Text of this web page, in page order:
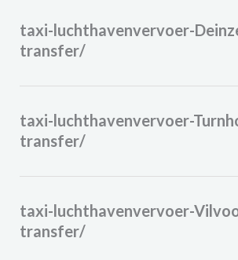
taxi-luchthavenvervoer-
transfer/
taxi-luchthavenvervoer-
transfer/
taxi-luchthavenvervoer-
transfer/